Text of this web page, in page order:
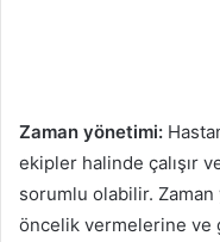
Zaman yönetimi:
ekipler halinde çalışır
sorumlu olabilir.
öncelik vermelerine ve